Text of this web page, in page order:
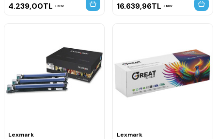
4.239,00TL KDV 16.639,96TL KDV
Lexmark
Lexmark